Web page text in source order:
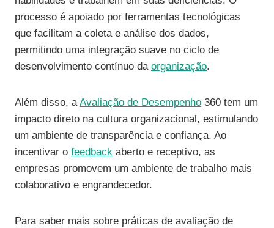
processo é apoiado por ferramentas tecnológicas
que facilitam a coleta e análise dos dados,
permitindo uma integração suave no ciclo de
desenvolvimento contínuo da organização.
Além disso, aAvaliação de Desempenho 360 tem um
impacto direto na cultura organizacional, estimulando
um ambiente de transparência e confiança. Ao
incentivar o feedback aberto e receptivo, as
empresas promovem um ambiente de trabalho mais
colaborativo e engrandecedor.
Para saber mais sobre práticas de avaliação de